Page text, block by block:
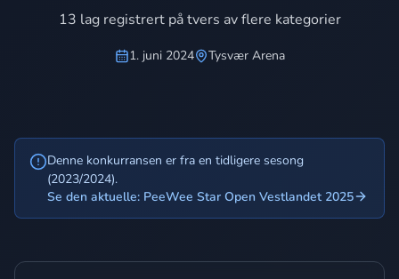
13 lag registrert på tvers av flere kategorier
1. juni 2024 Tysvær Arena
Denne konkurransen er fra en tidligere sesong
(2023/2024).
Se den aktuelle: PeeWee Star Open Vestlandet 2025